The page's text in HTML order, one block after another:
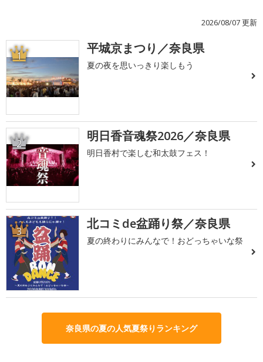
2026/08/07 更新
1 平城京まつり／奈良県
夏の夜を思いっきり楽しもう
2 明日香音魂祭2026／奈良県
明日香村で楽しむ和太鼓フェス！
3 北コミde盆踊り祭／奈良県
夏の終わりにみんなで！おどっちゃいな祭
奈良県の夏の人気夏祭りランキング